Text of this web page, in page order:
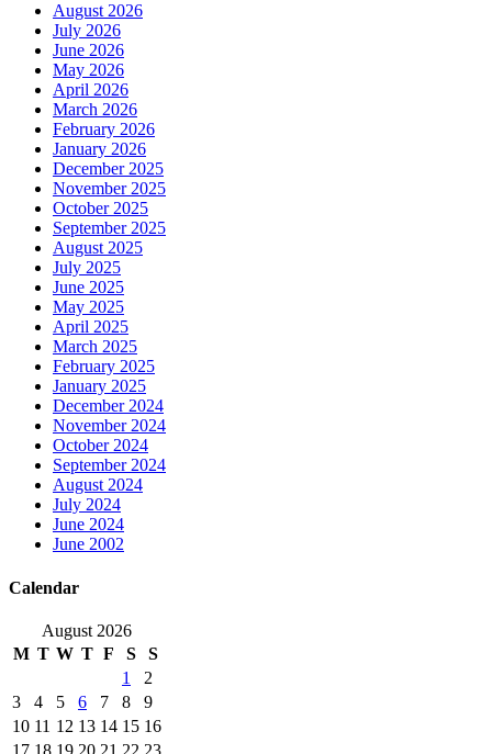
August 2026
July 2026
June 2026
May 2026
April 2026
March 2026
February 2026
January 2026
December 2025
November 2025
October 2025
September 2025
August 2025
July 2025
June 2025
May 2025
April 2025
March 2025
February 2025
January 2025
December 2024
November 2024
October 2024
September 2024
August 2024
July 2024
June 2024
June 2002
Calendar
August 2026
M T W T F S
S
1
2
3
4 5 6 7 8
9
10 11 12 13 14 15 16
17 18 19 20 21 22 23